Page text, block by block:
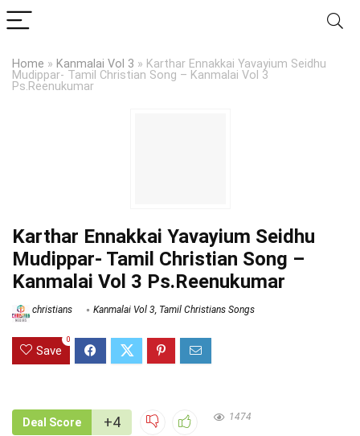
Home » Kanmalai Vol 3 » Karthar Ennakkai Yavayium Seidhu
Mudippar- Tamil Christian Song – Kanmalai Vol 3
Ps.Reenukumar
Karthar Ennakkai Yavayium Seidhu
Mudippar- Tamil Christian Song –
Kanmalai Vol 3 Ps.Reenukumar
christians Kanmalai Vol 3, Tamil Christians Songs
Save
0
Deal Score +4 1474